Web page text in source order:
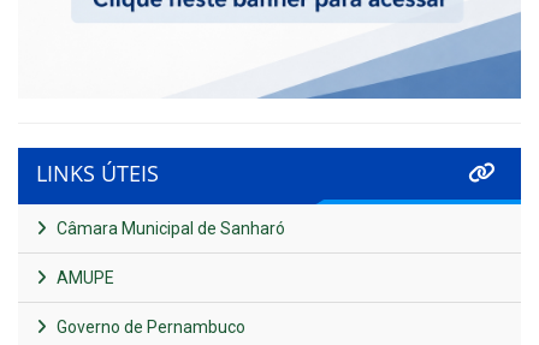
LINKS ÚTEIS
Câmara Municipal de Sanharó
AMUPE
Governo de Pernambuco